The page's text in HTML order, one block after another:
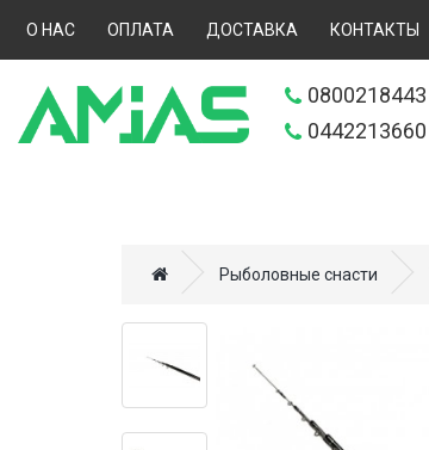
О НАС ОПЛАТА ДОСТАВКА КОНТАКТЫ
0800218443
0442213660
Рыболовные снасти